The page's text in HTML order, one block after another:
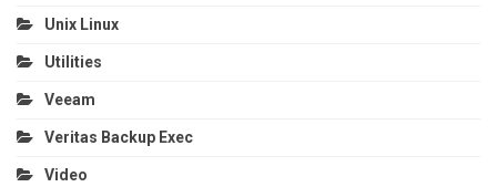
Unix Linux
Utilities
Veeam
Veritas Backup Exec
Video